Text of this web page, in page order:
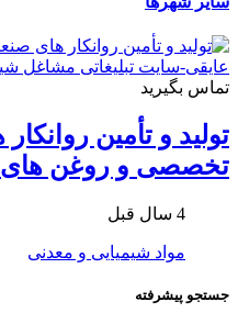
تماس بگیرید
تولید و تأمین
تخصصی و روغن های
4 سال قبل
مواد شیمیایی و معدنی
جستجو پیشرفته